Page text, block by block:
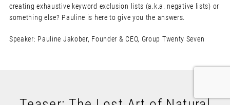
creating exhaustive keyword exclusion lists (a.k.a. negative lists) or
something else? Pauline is here to give you the answers.
Speaker: Pauline Jakober, Founder & CEO, Group Twenty Seven